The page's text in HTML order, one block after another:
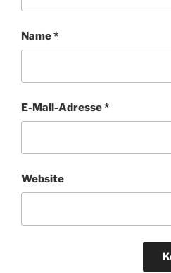
Name*
E-Mail-Adresse*
Website